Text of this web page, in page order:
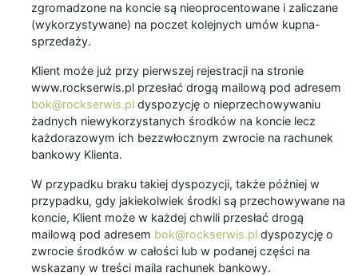
zgromadzone na koncie są nieoprocentowane i zaliczane
(wykorzystywane) na poczet kolejnych umów kupna-
sprzedaży.
Klient może już przy pierwszej rejestracji na stronie
www.rockserwis.pl przesłać drogą mailową pod adresem
bok@rockserwis.pl dyspozycję o nieprzechowywaniu
żadnych niewykorzystanych środków na koncie lecz
każdorazowym ich bezzwłocznym zwrocie na rachunek
bankowy Klienta.
W przypadku braku takiej dyspozycji, także później w
przypadku, gdy jakiekolwiek środki są przechowywane na
koncie, Klient może w każdej chwili przesłać drogą
mailową pod adresem bok@rockserwis.pl dyspozycję o
zwrocie środków w całości lub w podanej części na
wskazany w treści maila rachunek bankowy.